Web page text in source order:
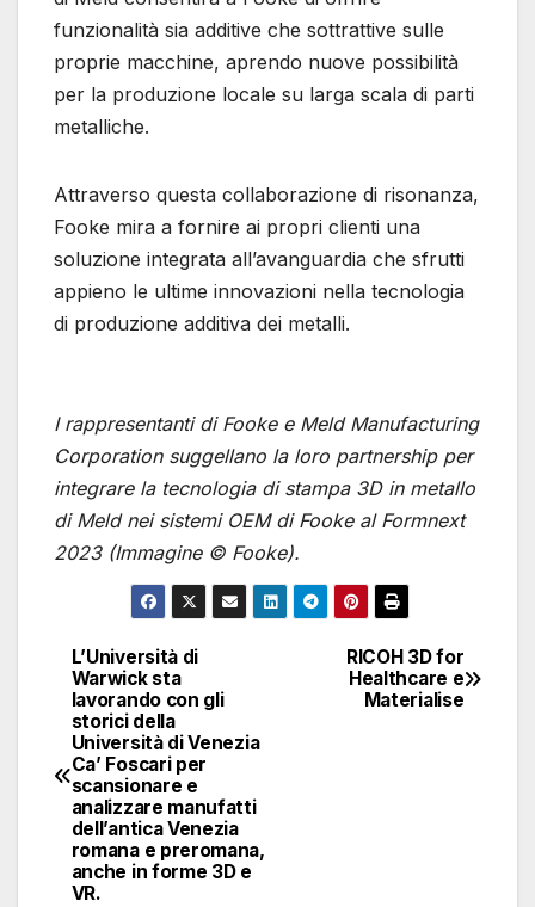
funzionalità sia additive che sottrattive sulle
proprie macchine, aprendo nuove possibilità
per la produzione locale su larga scala di parti
metalliche.
Attraverso questa collaborazione di risonanza,
Fooke mira a fornire ai propri clienti una
soluzione integrata all’avanguardia che sfrutti
appieno le ultime innovazioni nella tecnologia
di produzione additiva dei metalli.
I rappresentanti di Fooke e Meld Manufacturing
Corporation suggellano la loro partnership per
integrare la tecnologia di stampa 3D in metallo
di Meld nei sistemi OEM di Fooke al Formnext
2023 (Immagine © Fooke).
Navigazione
articoli
RICOH 3D for
Healthcare e
Materialise
L’Università di
Warwick sta
lavorando con gli
storici della
Università di Venezia
Ca’ Foscari per
scansionare e
analizzare manufatti
dell’antica Venezia
romana e preromana,
anche in forme 3D e
VR.